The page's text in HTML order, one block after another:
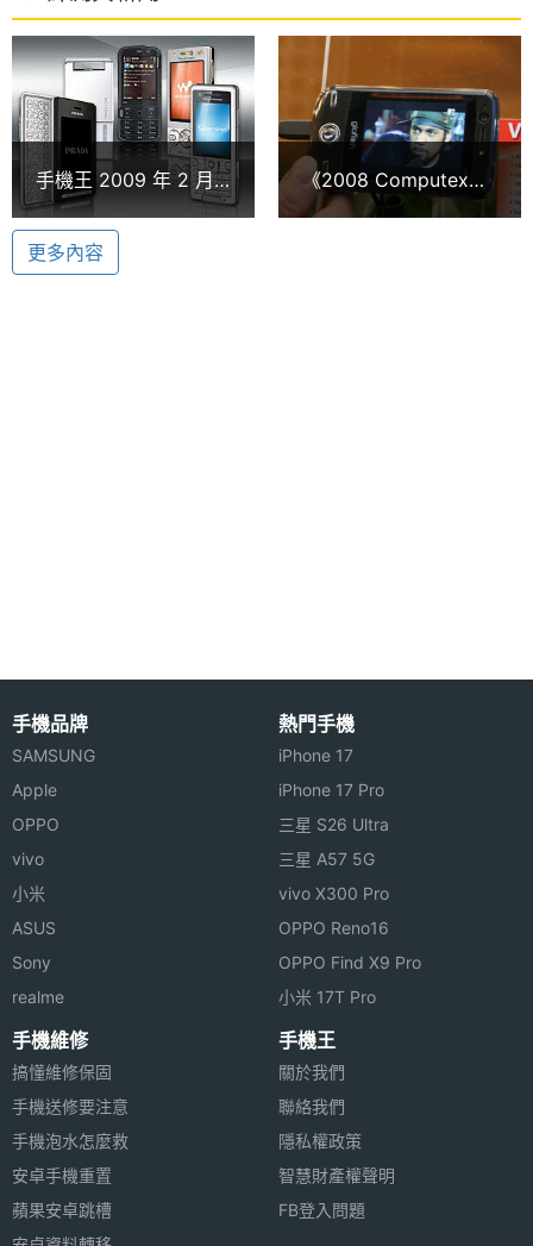
全新手指 3D 動畫圖式操作體驗
而 ACER DX900 所搭載的桌面軟體，則同樣採用 Spb
Mobile Shell 2.0 軟體，支援手指滑動操控切換程式、
待機狀態與聯絡人分類，在軟體功能中也能隨時呼叫
切換執行。拇指滑動式的觸控體驗應該是 DX900 另一
◎ 內建 256 MB ROM / 128 MB RAM
◎ 搭載 WM6.1 Professional 作業平台
◎ 內建 SiRF Star III GPS 模組
◎ 內建 320 萬畫素 AF 相機
◎ 支援 microSD 記憶卡擴充
ACER DX900 台灣預計 2009 年 2 月上市，以上規格
僅供參考，手機王隨時補充最新資料。
※本文為 SOGI 手機王版權所有，未經授權不得轉載使用※
電池容
量
1530 mAh(毫安培)
顯示螢幕
主螢幕
尺寸
2.8 吋
主螢幕
主相機
畫素
主相機
感光元
件
前相機
相機功
能
自動對焦, 閃光燈 / 補光燈
連接與應用
藍牙版
本
進階功
手機王 2009 年 2 月
新機月報
《2008 Computex
Taipei》WM 6.1加持
更多內容
手機品牌
SAMSUNG
Apple
OPPO
vivo
小米
ASUS
Sony
realme
熱門手機
iPhone 17
iPhone 17 Pro
三星 S26 Ultra
三星 A57 5G
vivo X300 Pro
OPPO Reno16
OPPO Find X9 Pro
小米 17T Pro
手機維修
搞懂維修保固
手機送修要注意
手機泡水怎麼救
安卓手機重置
蘋果安卓跳槽
手機王
關於我們
聯絡我們
隱私權政策
智慧財產權聲明
FB登入問題